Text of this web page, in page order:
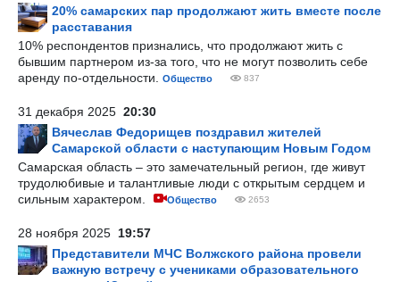
20% самарских пар продолжают жить вместе после
расставания
10% респондентов признались, что продолжают жить с
бывшим партнером из-за того, что не могут позволить себе
аренду по-отдельности.
Общество 837
31 декабря 2025 20:30
Вячеслав Федорищев поздравил жителей
Самарской области с наступающим Новым Годом
Самарская область – это замечательный регион, где живут
трудолюбивые и талантливые люди с открытым сердцем и
сильным характером.
Общество 2653
28 ноября 2025 19:57
Представители МЧС Волжского района провели
важную встречу с учениками образовательного